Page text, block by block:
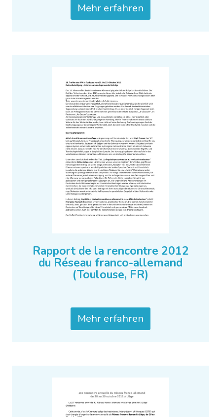
Mehr erfahren
Rapport de la rencontre 2012
du Réseau franco-allemand
(Toulouse, FR)
Mehr erfahren